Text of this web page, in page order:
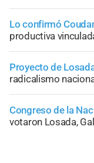
Lo confirmó
productiva
Proyecto de
radicalismo
Congreso de la
votaron Losada,